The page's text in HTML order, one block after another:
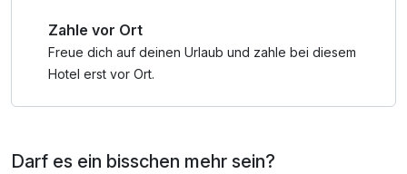
Zahle vor Ort
Freue dich auf deinen Urlaub und zahle bei diesem
Hotel erst vor Ort.
Darf es ein bisschen mehr sein?